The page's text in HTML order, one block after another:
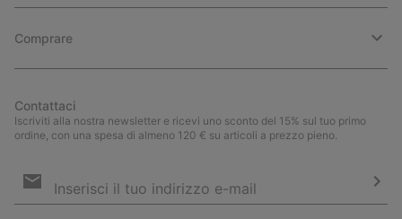
Comprare
Contattaci
Iscriviti alla nostra newsletter e ricevi uno sconto del 15% sul tuo primo
ordine, con una spesa di almeno 120 € su articoli a prezzo pieno.
e-